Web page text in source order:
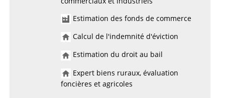
Estimation des fonds de commerce
Calcul de l'indemnité d'éviction
Estimation du droit au bail
Expert biens ruraux, évaluation
foncières et agricoles